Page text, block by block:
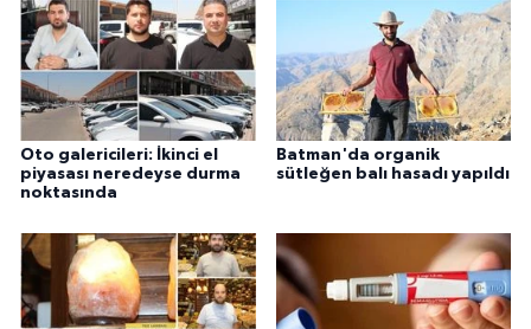
Oto galericileri: İkinci el
piyasası neredeyse durma
noktasında
Batman'da organik
sütleğen balı hasadı yapıldı